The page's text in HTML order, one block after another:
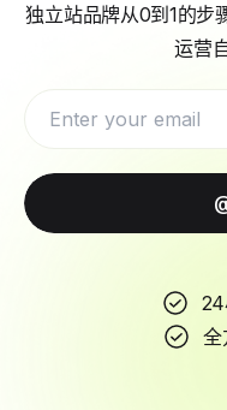
独立站品牌从0到1的
运营
全